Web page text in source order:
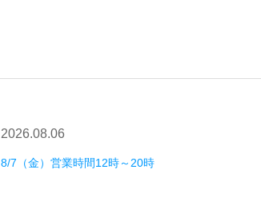
2026.08.06
8/7（金）営業時間12時～20時